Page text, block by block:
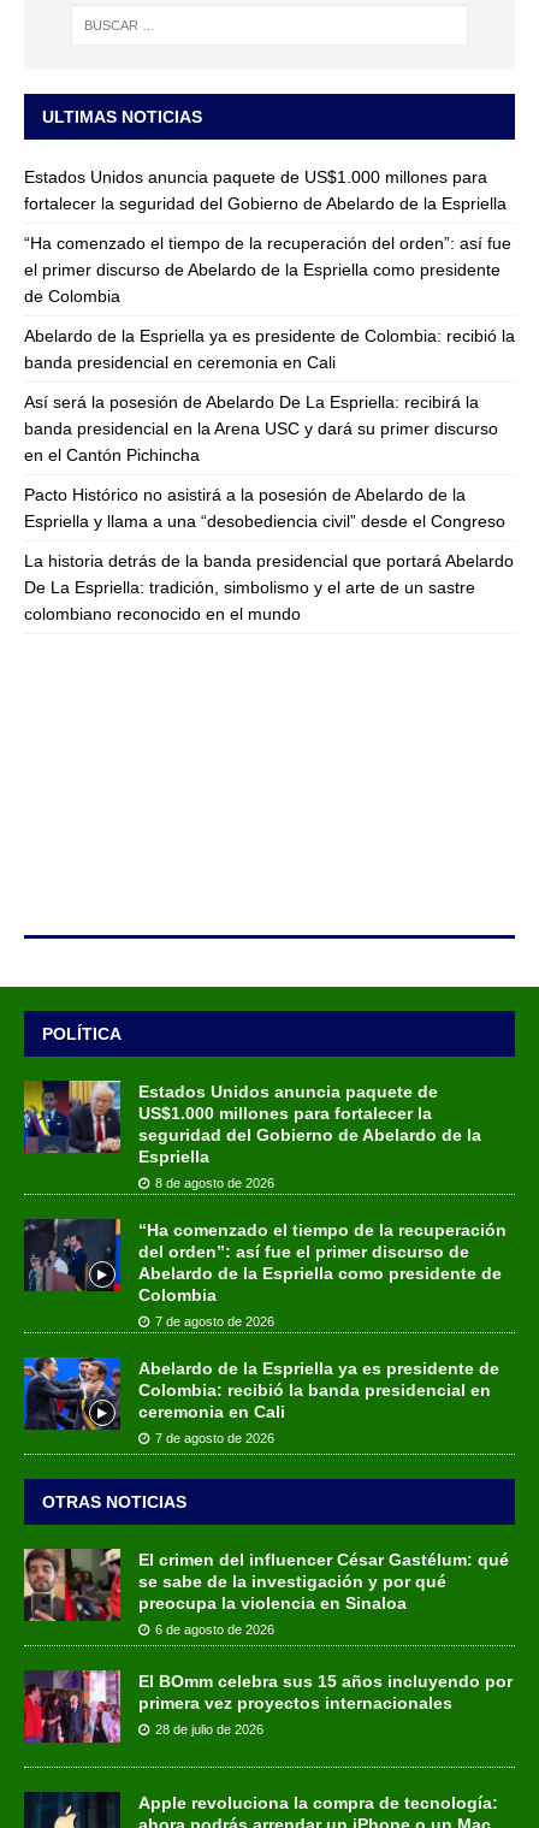
ULTIMAS NOTICIAS
Estados Unidos anuncia paquete de US$1.000 millones para
fortalecer la seguridad del Gobierno de Abelardo de la Espriella
“Ha comenzado el tiempo de la recuperación del orden”: así fue
el primer discurso de Abelardo de la Espriella como presidente
de Colombia
Abelardo de la Espriella ya es presidente de Colombia: recibió la
banda presidencial en ceremonia en Cali
Así será la posesión de Abelardo De La Espriella: recibirá la
banda presidencial en la Arena USC y dará su primer discurso
en el Cantón Pichincha
Pacto Histórico no asistirá a la posesión de Abelardo de la
Espriella y llama a una “desobediencia civil” desde el Congreso
La historia detrás de la banda presidencial que portará Abelardo
De La Espriella: tradición, simbolismo y el arte de un sastre
colombiano reconocido en el mundo
POLÍTICA
Estados Unidos anuncia paquete de
US$1.000 millones para fortalecer la
seguridad del Gobierno de Abelardo de la
Espriella
8 de agosto de 2026
“Ha comenzado el tiempo de la recuperación
del orden”: así fue el primer discurso de
Abelardo de la Espriella como presidente de
Colombia
7 de agosto de 2026
Abelardo de la Espriella ya es presidente de
Colombia: recibió la banda presidencial en
ceremonia en Cali
7 de agosto de 2026
OTRAS NOTICIAS
El crimen del influencer César Gastélum: qué
se sabe de la investigación y por qué
preocupa la violencia en Sinaloa
6 de agosto de 2026
El BOmm celebra sus 15 años incluyendo por
primera vez proyectos internacionales
28 de julio de 2026
Apple revoluciona la compra de tecnología: